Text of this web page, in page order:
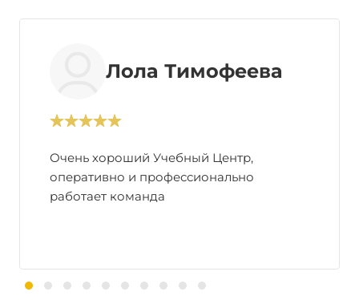
Лола Тимофеева
Очень хороший Учебный Центр,
оперативно и профессионально
работает команда